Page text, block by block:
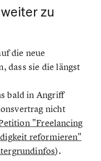
zu
die neue
dass sie die längst
bald in Angriff
nicht
"Freelancing
reformieren"
).